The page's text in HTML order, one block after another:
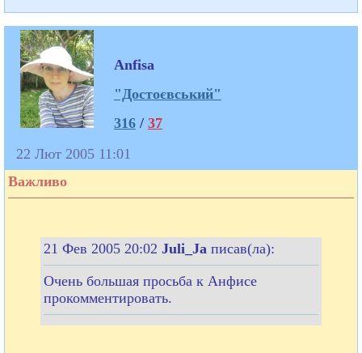
Anfisa
"Достоєвський"
316/ 37
22 Лют 2005 11:01
Важливо
21 Фев 2005 20:02 Juli_Ja писав(ла):
Очень большая просьба к Анфисе
прокомментировать.